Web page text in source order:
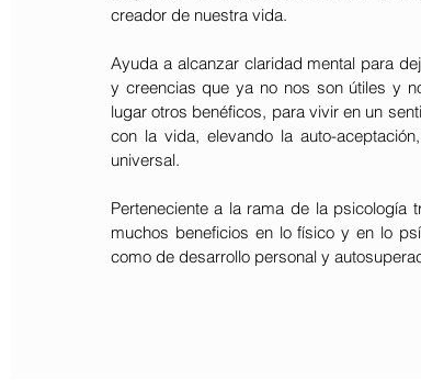
creador de nuestra vida.
Ayuda a alcanzar claridad mental para
y creencias que ya no nos son útiles y
lugar otros benéficos, para vivir en un
con la vida, elevando la auto-
universal.
Perteneciente a la rama de la psicología
muchos beneficios en lo físico y en lo
como de desarrollo personal y